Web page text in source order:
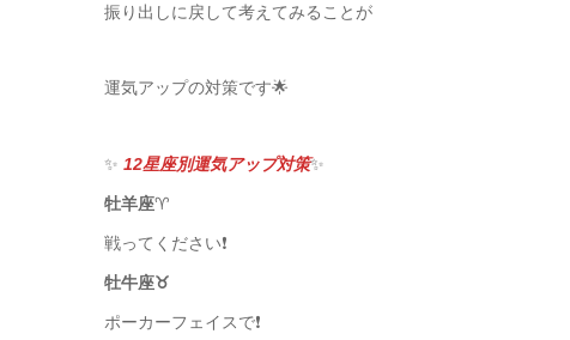
振り出しに戻して考えてみることが
運気アップの対策です🌟
✨ 12星座別運気アップ対策✨
牡羊座♈️
戦ってください❗️
牡牛座♉️
ポーカーフェイスで❗️